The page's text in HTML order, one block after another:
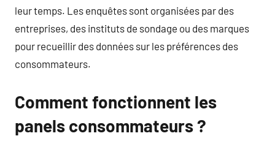
leur temps. Les enquêtes sont organisées par des
entreprises, des instituts de sondage ou des marques
pour recueillir des données sur les préférences des
consommateurs.
Comment fonctionnent les
panels consommateurs ?